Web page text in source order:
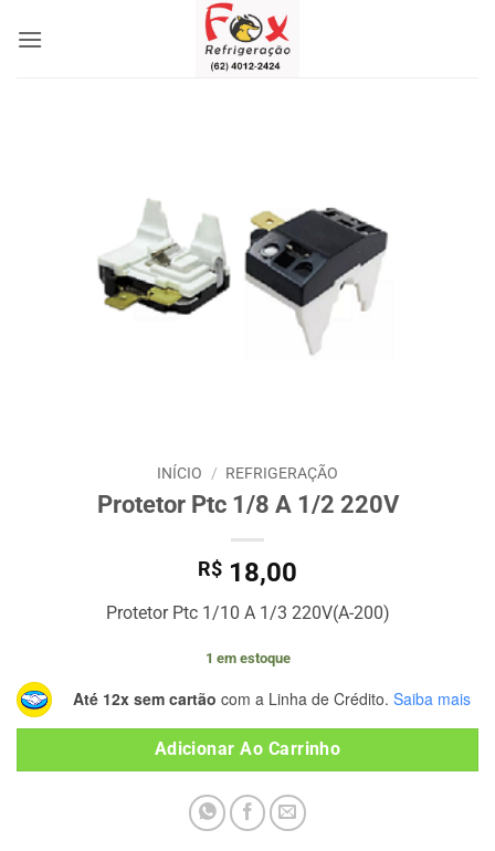
INÍCIO / REFRIGERAÇÃO
Protetor Ptc 1/8 A 1/2 220V
R$ 18,00
Protetor Ptc 1/10 A 1/3 220V(A-200)
1 em estoque
Até 12x sem cartão com a Linha de Crédito. Saiba mais
Adicionar Ao Carrinho